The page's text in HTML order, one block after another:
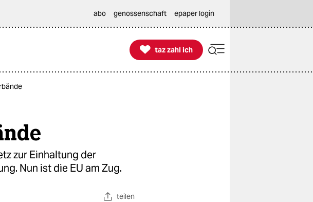
abo genossenschaft epaper login

taz zahl ich
taz zahl ich
zur Einhaltung der
Nun ist die EU am Zug.
teilen